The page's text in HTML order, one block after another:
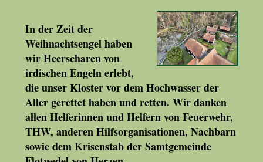
In der Zeit der
Weihnachtsengel haben
wir Heerscharen von
irdischen Engeln erlebt,
die unser Kloster vor dem Hochwasser der
Aller gerettet haben und retten. Wir danken
allen Helferinnen und Helfern von Feuerwehr,
THW, anderen Hilfsorganisationen, Nachbarn
sowie dem Krisenstab der Samtgemeinde